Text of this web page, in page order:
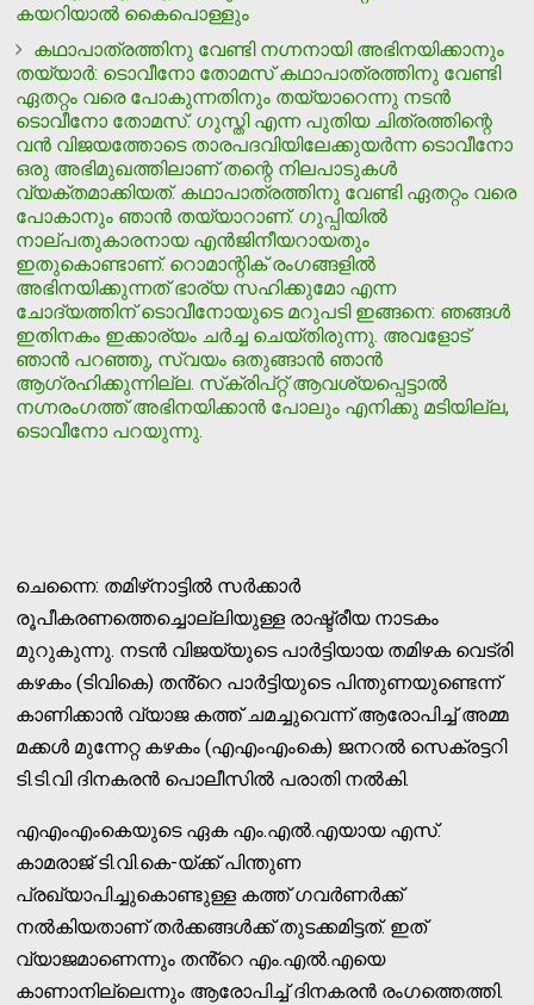
കയറിയാല്‍ കൈപൊള്ളും
കഥാപാത്രത്തിനു വേണ്ടി നഗ്നനായി അഭിനയിക്കാനും
തയ്യാര്‍: ടൊവീനോ തോമസ് കഥാപാത്രത്തിനു വേണ്ടി
ഏതറ്റം വരെ പോകുന്നതിനും തയ്യാറെന്നു നടന്‍
ടൊവീനോ തോമസ്. ഗുസ്തി എന്ന പുതിയ ചിത്രത്തിന്റെ
വന്‍ വിജയത്തോടെ താരപദവിയിലേക്കുയര്‍ന്ന ടൊവീനോ
ഒരു അഭിമുഖത്തിലാണ് തന്റെ നിലപാടുകള്‍
വ്യക്തമാക്കിയത്. കഥാപാത്രത്തിനു വേണ്ടി ഏതറ്റം വരെ
പോകാനും ഞാന്‍ തയ്യാറാണ്. ഗുപ്പിയില്‍
നാല്പതുകാരനായ എന്‍ജിനീയറായതും
ഇതുകൊണ്ടാണ്. റൊമാന്റിക് രംഗങ്ങളില്‍
അഭിനയിക്കുന്നത് ഭാര്യ സഹിക്കുമോ എന്ന
ചോദ്യത്തിന് ടൊവീനോയുടെ മറുപടി ഇങ്ങനെ: ഞങ്ങള്‍
ഇതിനകം ഇക്കാര്യം ചര്‍ച്ച ചെയ്തിരുന്നു. അവളോട്
ഞാന്‍ പറഞ്ഞു, സ്വയം ഒതുങ്ങാന്‍ ഞാന്‍
ആഗ്രഹിക്കുന്നില്ല. സ്‌ക്രിപ്റ്റ് ആവശ്യപ്പെട്ടാല്‍
നഗ്നരംഗത്ത് അഭിനയിക്കാന്‍ പോലും എനിക്കു മടിയില്ല,
ടൊവീനോ പറയുന്നു.
ചെന്നൈ: തമിഴ്‌നാട്ടിൽ സർക്കാർ
രൂപീകരണത്തെച്ചൊല്ലിയുള്ള രാഷ്ട്രീയ നാടകം
മുറുകുന്നു. നടൻ വിജയ്‌യുടെ പാർട്ടിയായ തമിഴക വെട്രി
കഴകം (ടിവികെ) തൻ്റെ പാർട്ടിയുടെ പിന്തുണയുണ്ടെന്ന്
കാണിക്കാൻ വ്യാജ കത്ത് ചമച്ചുവെന്ന് ആരോപിച്ച് അമ്മ
മക്കൾ മുന്നേറ്റ കഴകം (എഎംഎംകെ) ജനറൽ സെക്രട്ടറി
ടി.ടി.വി ദിനകരൻ പൊലീസിൽ പരാതി നൽകി.
എഎംഎംകെയുടെ ഏക എം.എൽ.എയായ എസ്.
കാമരാജ് ടി.വി.കെ-യ്ക്ക് പിന്തുണ
പ്രഖ്യാപിച്ചുകൊണ്ടുള്ള കത്ത് ഗവർണർക്ക്
നൽകിയതാണ് തർക്കങ്ങൾക്ക് തുടക്കമിട്ടത്. ഇത്
വ്യാജമാണെന്നും തൻ്റെ എം.എൽ.എയെ
കാണാനില്ലെന്നും ആരോപിച്ച് ദിനകരൻ രംഗത്തെത്തി.